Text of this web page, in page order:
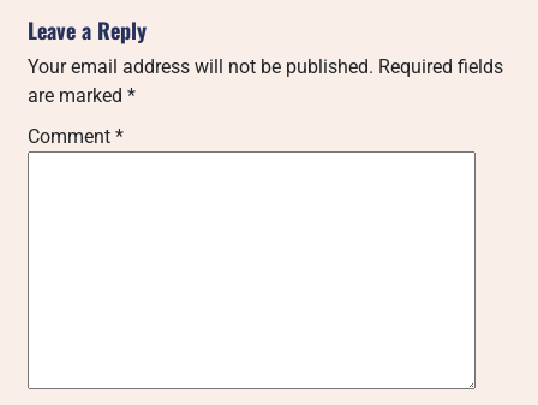
Leave a Reply
Your email address will not be published. Required fields
are marked*
Comment*